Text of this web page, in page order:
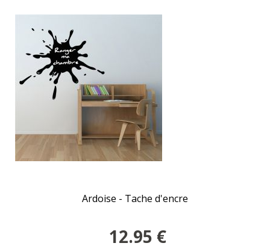
Ardoise - Tache d'encre
12.95 €